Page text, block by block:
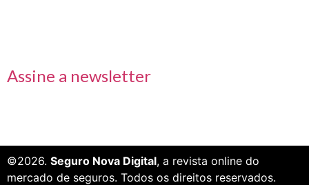
Assine a newsletter
©2026. Seguro Nova Digital, a revista online do
mercado de seguros. Todos os direitos reservados.